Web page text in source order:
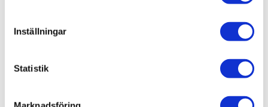
Inställningar
Statistik